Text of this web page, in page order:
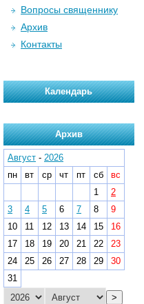
Вопросы священнику
Архив
Контакты
Календарь
Архив
Август - 2026
пн
вт ср чт пт сб
вс
1
2
3
4 5 6 7 8
9
10
11 12 13 14 15
16
17
18 19 20 21 22
23
24
25 26 27 28 29
30
31
>